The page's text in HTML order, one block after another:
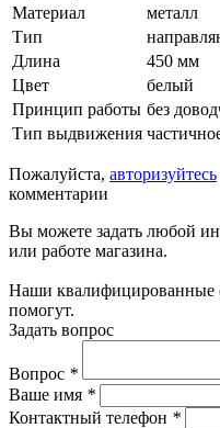
Материал
металл
Тип
Длина
450 мм
Цвет
белый
Принцип работы без
Тип выдвижения
Пожалуйста, авторизуйтесь
комментарии
Вы можете задать любой
или работе магазина.
Наши квалифицированные
помогут.
Задать вопрос
Вопрос *
Ваше имя *
Контактный телефон *